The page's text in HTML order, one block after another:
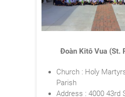
Đoàn Kitô Vua (St.
Church : Holy
Parish
Address : 4000 43rd